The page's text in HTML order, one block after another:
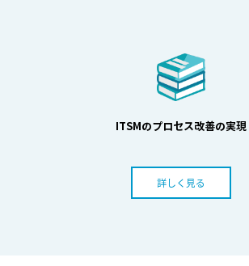
ITSMのプロセス改善の実現
詳しく見る